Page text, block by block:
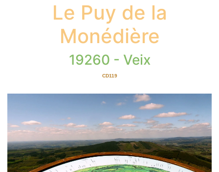
Le Puy de la
Monédière
19260 - Veix
CD119